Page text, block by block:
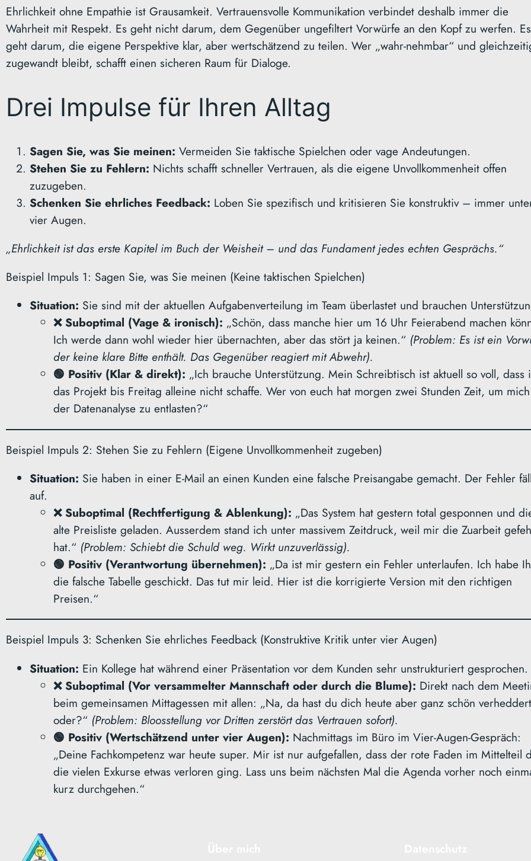
Ehrlichkeit ohne Empathie ist Grausamkeit. Vertrauensvolle Kommunikation verbindet deshalb immer die
Wahrheit mit Respekt. Es geht nicht darum, dem Gegenüber ungefiltert Vorwürfe an den Kopf zu werfen. Es
geht darum, die eigene Perspektive klar, aber wertschätzend zu teilen. Wer „wahr-nehmbar“ und
zugewandt bleibt, schafft einen sicheren Raum für Dialoge.
Drei Impulse für Ihren Alltag
Sagen Sie, was Sie meinen: Vermeiden Sie taktische Spielchen oder vage Andeutungen.
Stehen Sie zu Fehlern: Nichts schafft schneller Vertrauen, als die eigene Unvollkommenheit offen
zuzugeben.
Schenken Sie ehrliches Feedback: Loben Sie spezifisch und kritisieren Sie konstruktiv – immer
vier Augen.
„Ehrlichkeit ist das erste Kapitel im Buch der Weisheit – und das Fundament jedes echten Gesprächs.“
Beispiel Impuls 1: Sagen Sie, was Sie meinen (Keine taktischen Spielchen)
Situation: Sie sind mit der aktuellen Aufgabenverteilung im Team überlastet und brauchen
❌ Suboptimal (Vage & ironisch): „Schön, dass manche hier um 16 Uhr Feierabend machen
Ich werde dann wohl wieder hier übernachten, aber das stört ja keinen.“ (Problem: Es ist ein
der keine klare Bitte enthält. Das Gegenüber reagiert mit Abwehr).
🟢 Positiv (Klar & direkt): „Ich brauche Unterstützung. Mein Schreibtisch ist aktuell so voll, dass
das Projekt bis Freitag alleine nicht schaffe. Wer von euch hat morgen zwei Stunden Zeit, um
der Datenanalyse zu entlasten?“
Beispiel Impuls 2: Stehen Sie zu Fehlern (Eigene Unvollkommenheit zugeben)
Situation: Sie haben in einer E-Mail an einen Kunden eine falsche Preisangabe gemacht. Der Fehler
auf.
❌ Suboptimal (Rechtfertigung & Ablenkung): „Das System hat gestern total gesponnen und
alte Preisliste geladen. Ausserdem stand ich unter massivem Zeitdruck, weil mir die Zuarbeit
hat.“ (Problem: Schiebt die Schuld weg. Wirkt unzuverlässig).
🟢 Positiv (Verantwortung übernehmen): „Da ist mir gestern ein Fehler unterlaufen. Ich habe
die falsche Tabelle geschickt. Das tut mir leid. Hier ist die korrigierte Version mit den richtigen
Preisen.“
Beispiel Impuls 3: Schenken Sie ehrliches Feedback (Konstruktive Kritik unter vier Augen)
Situation: Ein Kollege hat während einer Präsentation vor dem Kunden sehr unstrukturiert gesprochen.
❌ Suboptimal (Vor versammelter Mannschaft oder durch die Blume): Direkt nach dem
beim gemeinsamen Mittagessen mit allen: „Na, da hast du dich heute aber ganz schön
oder?“ (Problem: Bloosstellung vor Dritten zerstört das Vertrauen sofort).
🟢 Positiv (Wertschätzend unter vier Augen): Nachmittags im Büro im Vier-Augen-Gespräch:
„Deine Fachkompetenz war heute super. Mir ist nur aufgefallen, dass der rote Faden im Mittelteil
die vielen Exkurse etwas verloren ging. Lass uns beim nächsten Mal die Agenda vorher noch
kurz durchgehen.“
Giornico
By Markus Winter/ 13. April
am Fluss Ticino
gelegenes Grotto Ein
kleiner Strand am Fluss
Ticino verleitet zum
Baden und danach zu
einem guten Apéro…
SEO SLIDER WORDPRESS
By Markus Winter/ 22. Juli 2026
Mehr Conversions
Webseitenbetreiber
merken es. Die
Conversions auf den
Webseiten geht massiv
zurück. Das muss nicht
sein….